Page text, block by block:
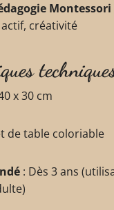
Montessori
créativité
x 30 cm
de table coloriable
: Dès 3 ans